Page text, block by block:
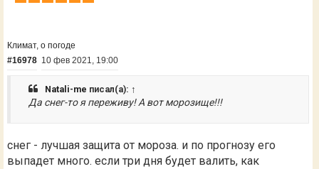
Климат, о погоде
#16978 10 фев 2021, 19:00
Natali-me писал(а): ↑
Да снег-то я переживу! А вот морозище!!!
снег - лучшая защита от мороза. и по прогнозу его
выпадет много. если три дня будет валить, как